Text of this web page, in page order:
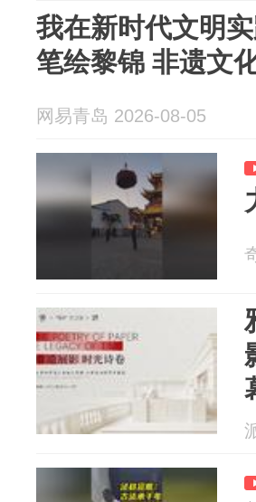
我在新时代文明
笔绘黎锦 非遗文
网易青岛 2026-08-05